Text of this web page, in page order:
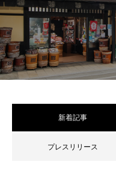
新着記事
プレスリリース